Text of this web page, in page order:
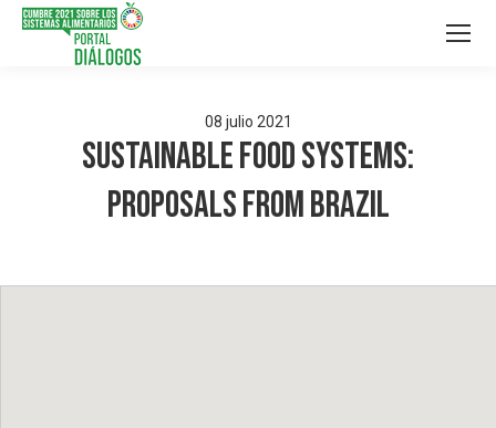
08 julio 2021
Sustainable Food Systems:
Proposals from Brazil